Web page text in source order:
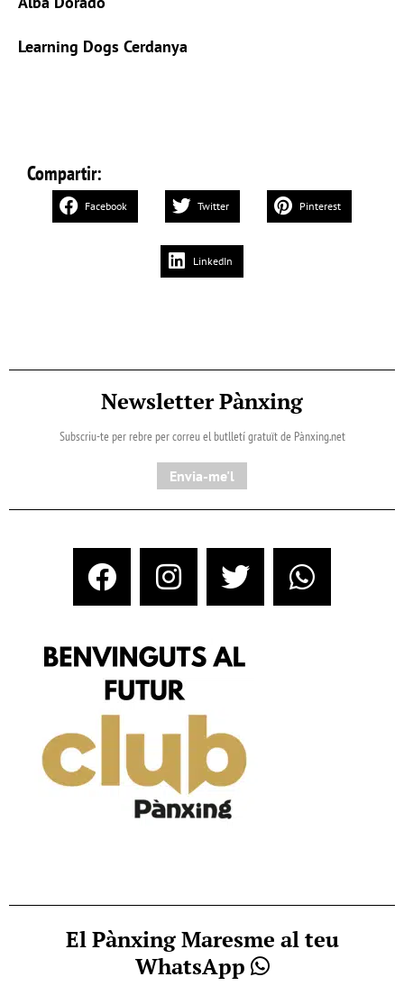
Learning Dogs Cerdanya
Compartir:
Facebook Twitter Pinterest
LinkedIn
Newsletter Pànxing
Subscriu-te per rebre per correu el butlletí gratuït de Pànxing.net​
Envia-me'l
El Pànxing Maresme al teu
WhatsApp